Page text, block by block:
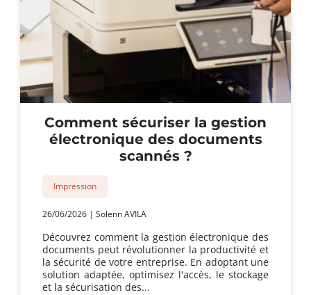
Comment sécuriser la gestion
électronique des documents
scannés ?
Impression
26/06/2026 | Solenn AVILA
Découvrez comment la gestion électronique des
documents peut révolutionner la productivité et
la sécurité de votre entreprise. En adoptant une
solution adaptée, optimisez l'accès, le stockage
et la sécurisation des...